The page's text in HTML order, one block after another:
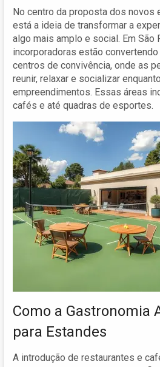
No centro da proposta dos novos
está a ideia de transformar a
algo mais amplo e social. Em São
incorporadoras estão
centros de convivência, onde as
reunir, relaxar e socializar
empreendimentos. Essas áreas
cafés e até quadras de esportes.
Como a Gastronomia
para Estandes
A introdução de restaurantes e